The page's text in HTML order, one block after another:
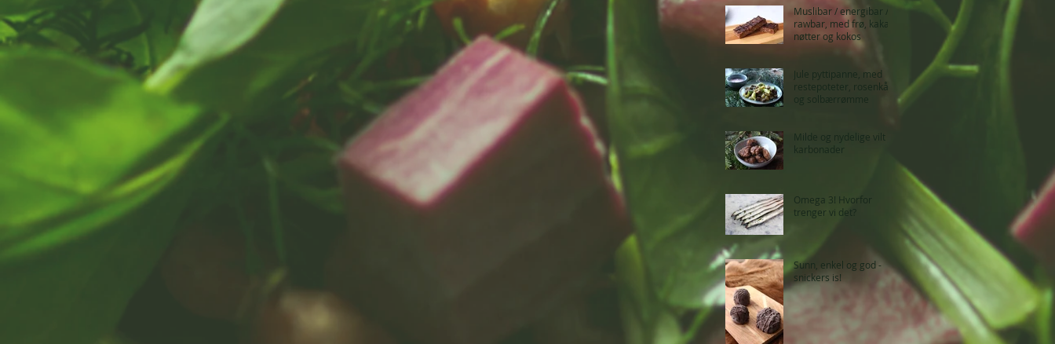
Muslibar / energibar /
rawbar, med frø, kakao,
nøtter og kokos
Jule pyttipanne, med
restepoteter, rosenkål
og solbærrømme
Milde og nydelige vilt
karbonader
Omega 3! Hvorfor
trenger vi det?
Sunn, enkel og god -
snickers is!